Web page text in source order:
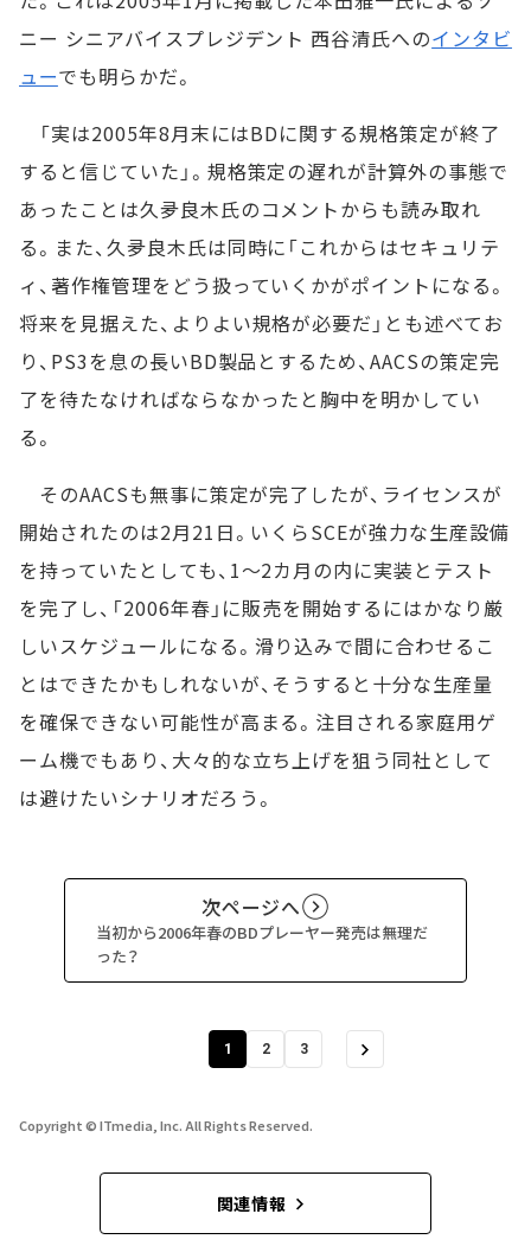
ニー シニアバイスプレジデント 西谷清氏へのインタビ
ューでも明らかだ。
「実は2005年8月末にはBDに関する規格策定が終了
すると信じていた」。規格策定の遅れが計算外の事態で
あったことは久夛良木氏のコメントからも読み取れ
る。また、久夛良木氏は同時に「これからはセキュリテ
ィ、著作権管理をどう扱っていくかがポイントになる。
将来を見据えた、よりよい規格が必要だ」とも述べてお
り、PS3を息の長いBD製品とするため、AACSの策定完
了を待たなければならなかったと胸中を明かしてい
る。
そのAACSも無事に策定が完了したが、ライセンスが
開始されたのは2月21日。いくらSCEが強力な生産設備
を持っていたとしても、1～2カ月の内に実装とテスト
を完了し、「2006年春」に販売を開始するにはかなり厳
しいスケジュールになる。滑り込みで間に合わせるこ
とはできたかもしれないが、そうすると十分な生産量
を確保できない可能性が高まる。注目される家庭用ゲ
ーム機でもあり、大々的な立ち上げを狙う同社として
は避けたいシナリオだろう。
次ページへ
当初から2006年春のBDプレーヤー発売は無理だ
った？
1 2 3
Copyright © ITmedia, Inc. All Rights Reserved.
関連情報